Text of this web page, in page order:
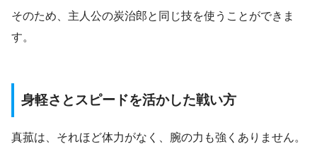
そのため、主人公の炭治郎と同じ技を使うことができま
す。
身軽さとスピードを活かした戦い方
真菰は、それほど体力がなく、腕の力も強くありません。